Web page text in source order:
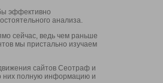
эффективно
анализа.
сейчас, ведь чем раньше
мы пристально изучаем
сайтов Сеотраф и
них полную информацию и